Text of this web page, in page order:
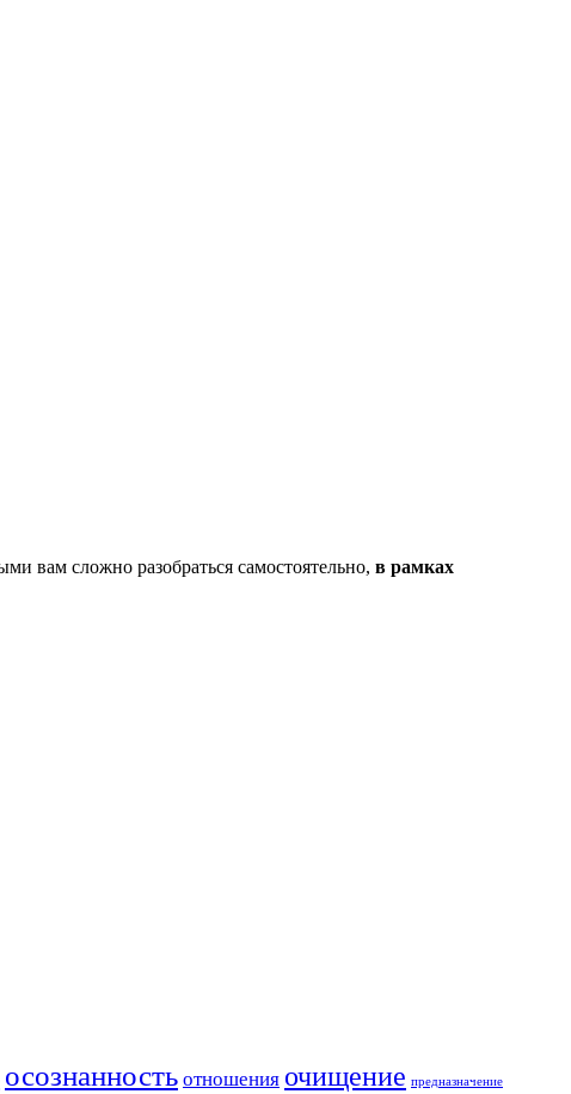
вам сложно разобраться самостоятельно, в рамках
осознанность отношения очищение предназначение